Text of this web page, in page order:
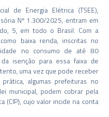
de Energia Elétrica (TSEE),
Nº 1.300/2025, entram em
5, em todo o Brasil. Com a
baixa renda, inscritas no
no consumo de até 80
isenção para essa faixa de
uma vez que pode receber
algumas prefeituras no
municipal, podem cobrar pela
(CIP), cujo valor incide na conta